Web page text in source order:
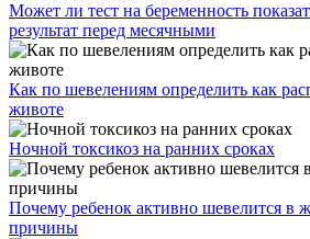
Может ли тест на беременность
результат перед месячными
Как по шевелениям определить как
животе
Ночной токсикоз на ранних сроках
Почему ребенок активно шевелится в
причины